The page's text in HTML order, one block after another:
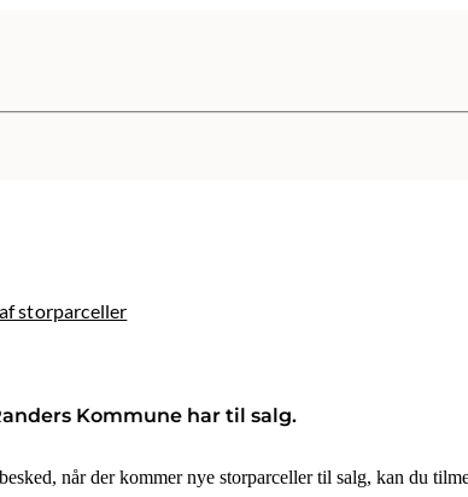
storparceller
Kommune har til salg.
når der kommer nye storparceller til salg, kan du